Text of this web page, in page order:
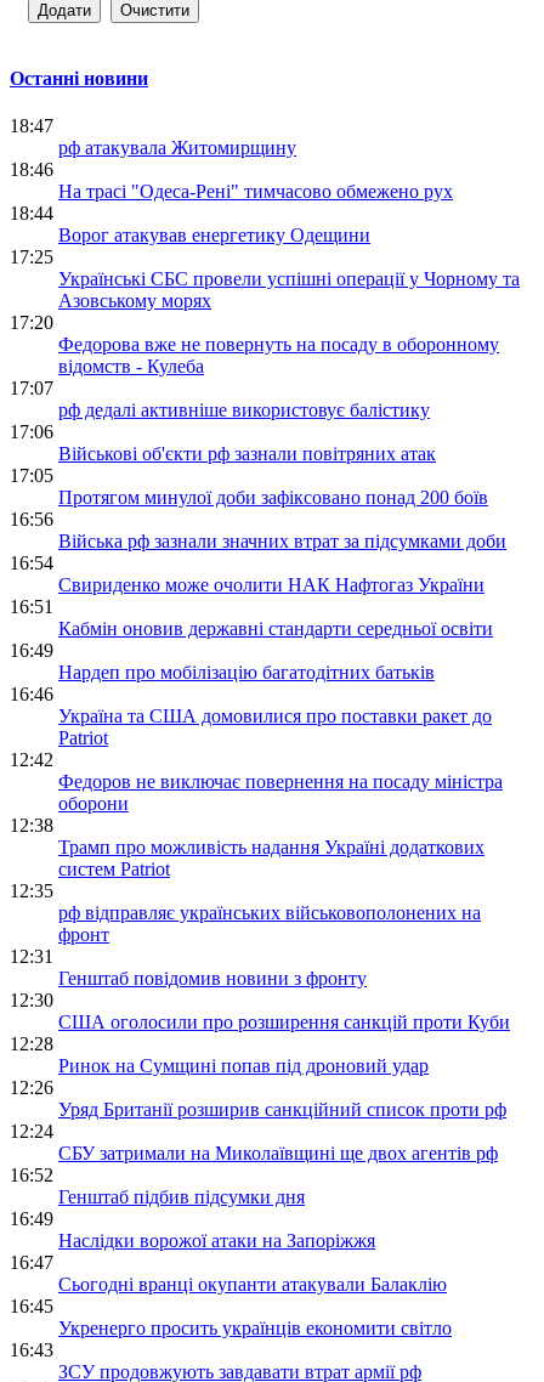
Останні новини
18:47
рф атакувала Житомирщину
18:46
На трасі "Одеса-Рені" тимчасово обмежено рух
18:44
Ворог атакував енергетику Одещини
17:25
Українські СБС провели успішні операції у Чорному та
Азовському морях
17:20
Федорова вже не повернуть на посаду в оборонному
відомств - Кулеба
17:07
рф дедалі активніше використовує балістику
17:06
Військові об'єкти рф зазнали повітряних атак
17:05
Протягом минулої доби зафіксовано понад 200 боїв
16:56
Війська рф зазнали значних втрат за підсумками доби
16:54
Свириденко може очолити НАК Нафтогаз України
16:51
Кабмін оновив державні стандарти середньої освіти
16:49
Нардеп про мобілізацію багатодітних батьків
16:46
Україна та США домовилися про поставки ракет до
Patriot
12:42
Федоров не виключає повернення на посаду міністра
оборони
12:38
Трамп про можливість надання Україні додаткових
систем Patriot
12:35
рф відправляє українських військовополонених на
фронт
12:31
Генштаб повідомив новини з фронту
12:30
США оголосили про розширення санкцій проти Куби
12:28
Ринок на Сумщині попав під дроновий удар
12:26
Уряд Британії розширив санкційний список проти рф
12:24
СБУ затримали на Миколаївщині ще двох агентів рф
16:52
Генштаб підбив підсумки дня
16:49
Наслідки ворожої атаки на Запоріжжя
16:47
Сьогодні вранці окупанти атакували Балаклію
16:45
Укренерго просить українців економити світло
16:43
ЗСУ продовжують завдавати втрат армії рф